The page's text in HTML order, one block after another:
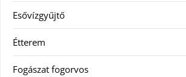
Esővízgyűjtő
Étterem
Fogászat fogorvos